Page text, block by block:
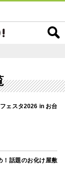
ェスタ2026 in お台
！話題のお化け屋敷